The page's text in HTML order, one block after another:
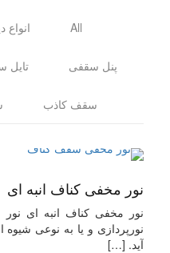
All انواع
پنل سقفی تایل
سقف کاذب
نور مخفی کناف انبه ای
نور مخفی کناف انبه ای
نورپردازی و یا به نوعی
آید. […]